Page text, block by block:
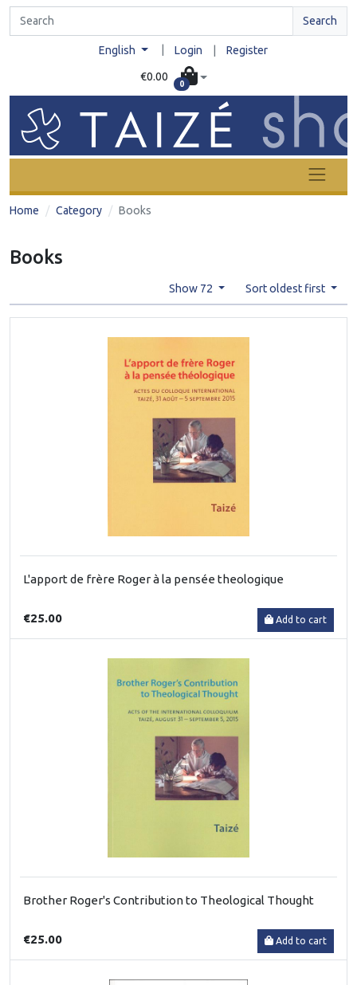
Search
English Login Register
€0.00
0
Home Category Books
Books
Show 72 Sort oldest first
L'apport de frère Roger à la pensée theologique
€25.00 Add to cart
Brother Roger's Contribution to Theological Thought
€25.00 Add to cart